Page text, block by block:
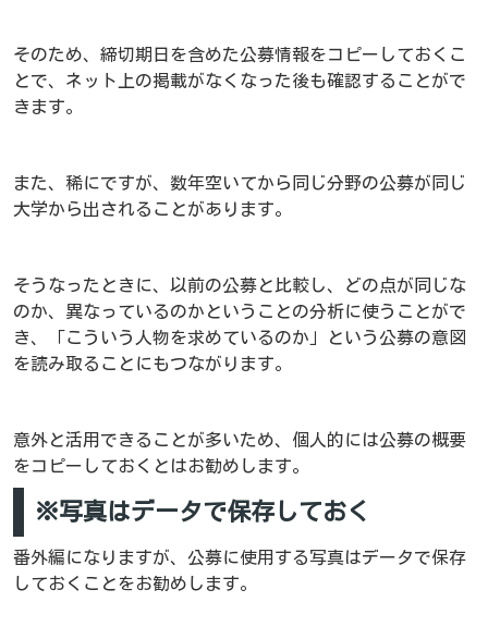
そのため、締切期日を含めた公募情報をコピーしておくこ
とで、ネット上の掲載がなくなった後も確認することがで
きます。
また、稀にですが、数年空いてから同じ分野の公募が同じ
大学から出されることがあります。
そうなったときに、以前の公募と比較し、どの点が同じな
のか、異なっているのかということの分析に使うことがで
き、「こういう人物を求めているのか」という公募の意図
を読み取ることにもつながります。
意外と活用できることが多いため、個人的には公募の概要
をコピーしておくとはお勧めします。
※写真はデータで保存しておく
番外編になりますが、公募に使用する写真はデータで保存
しておくことをお勧めします。